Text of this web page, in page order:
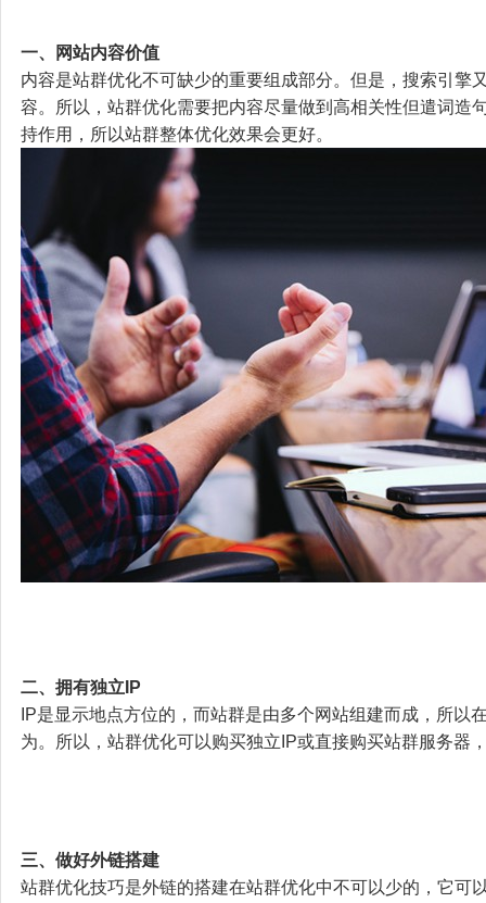
一、网站内容价值
内容是站群优化不可缺少的重要组成部分。但是，搜索引擎
容。所以，站群优化需要把内容尽量做到高相关性但遣词造
持作用，所以站群整体优化效果会更好。
二、拥有独立IP
IP是显示地点方位的，而站群是由多个网站组建而成，所
为。所以，站群优化可以购买独立IP或直接购买站群服务器
三、做好外链搭建
站群优化技巧是外链的搭建在站群优化中不可以少的，它可